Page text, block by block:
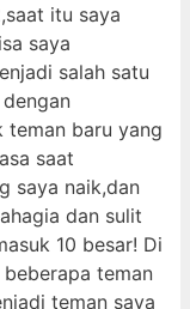
itu saya
saya
salah satu
teman baru yang
saat
saya naik,dan
dan sulit
10 besar! Di
teman
teman saya